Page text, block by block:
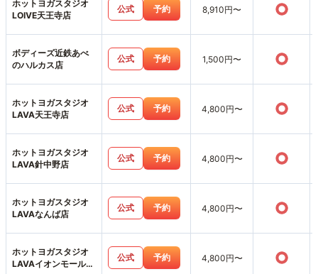
ホットヨガスタジオ
LOIVE天王寺店
公式 予約 8,910円〜 ○
ボディーズ近鉄あべ
のハルカス店
公式 予約 1,500円〜 ○
ホットヨガスタジオ
LAVA天王寺店
公式 予約 4,800円〜 ○
ホットヨガスタジオ
LAVA針中野店
公式 予約 4,800円〜 ○
ホットヨガスタジオ
LAVAなんば店
公式 予約 4,800円〜 ○
ホットヨガスタジオ
LAVAイオンモール堺
公式 予約 4,800円〜 ○